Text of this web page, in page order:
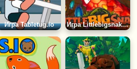
Игра Tabletug.io Игра Littlebigsnake.io | Маленькая Большая Змейка ИО